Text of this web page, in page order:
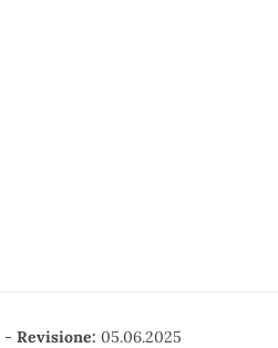
- Revisione: 05.06.2025